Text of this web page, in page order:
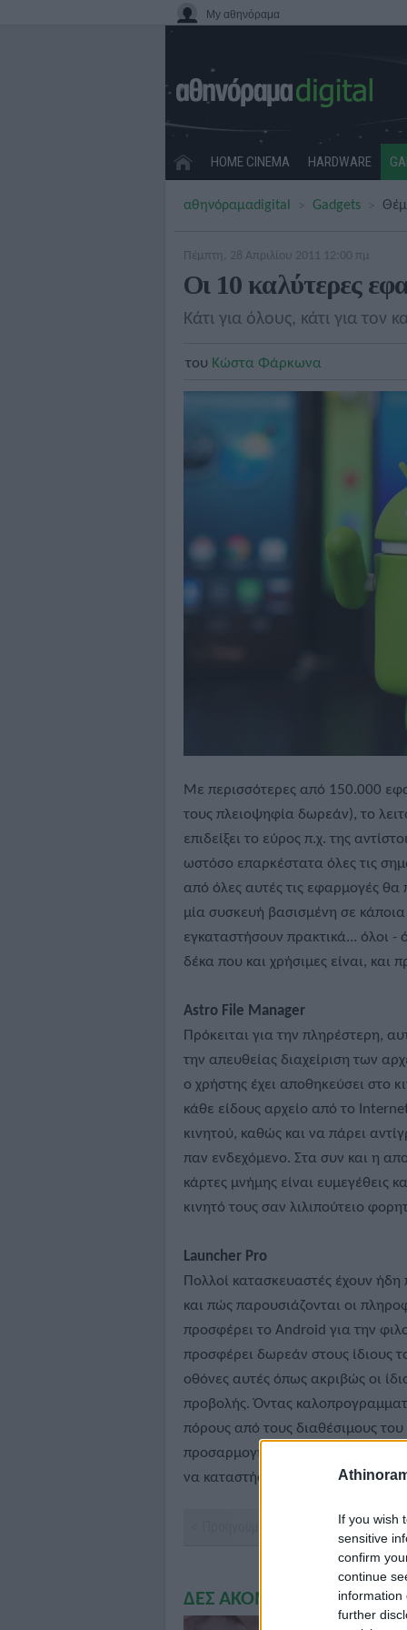
If you wish
sensitive
confirm
continue
information
further
My αθηνόραμα
HOME CINEMA HARDWARE
αθηνόραμαdigital Gadgets
Πέμπτη, 28 Απριλίου 2011 12:00 πμ
Οι 10 καλύτερες
Κάτι για όλους, κάτι για τον
του Κώστα Φάρκωνα
Με περισσότερες από 150.000
τους πλειοψηφία δωρεάν), το
επιδείξει το εύρος π.χ. της
ωστόσο επαρκέστατα όλες τις
από όλες αυτές τις εφαρμογές θα
μία συσκευή βασισμένη σε
εγκαταστήσουν πρακτικά... όλοι
δέκα που και χρήσιμες είναι, και
Astro File Manager
Πρόκειται για την πληρέστερη,
την απευθείας διαχείριση των
ο χρήστης έχει αποθηκεύσει στο
κάθε είδους αρχείο από το
κινητού, καθώς και να πάρει
παν ενδεχόμενο. Στα συν και η
κάρτες μνήμης είναι ευμεγέθεις
κινητό τους σαν λιλιπούτειο
Launcher Pro
Πολλοί κατασκευαστές έχουν ήδη
και πώς παρουσιάζονται οι
προσφέρει το Android για την
προσφέρει δωρεάν στους ίδιους
οθόνες αυτές όπως ακριβώς οι
προβολής. Όντας
πόρους από τους διαθέσιμους του
προσαρμογή του με τη χρήση
να καταστήσει κάποιος το κινητό
ΔΕΣ ΑΚΟΜΗ